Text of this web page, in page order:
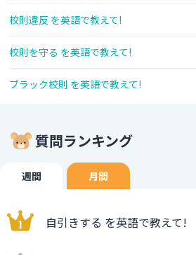
校則違反 を英語で教えて!
校則を守る を英語で教えて!
ブラック校則 を英語で教えて!
質問ランキング
週間 月間
自引きする を英語で教えて!